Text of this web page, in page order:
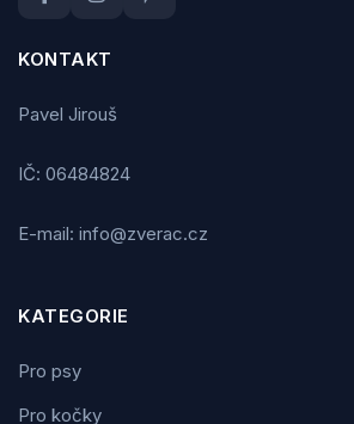
KONTAKT
Pavel Jirouš
IČ: 06484824
E-mail: info@zverac.cz
KATEGORIE
Pro psy
Pro kočky